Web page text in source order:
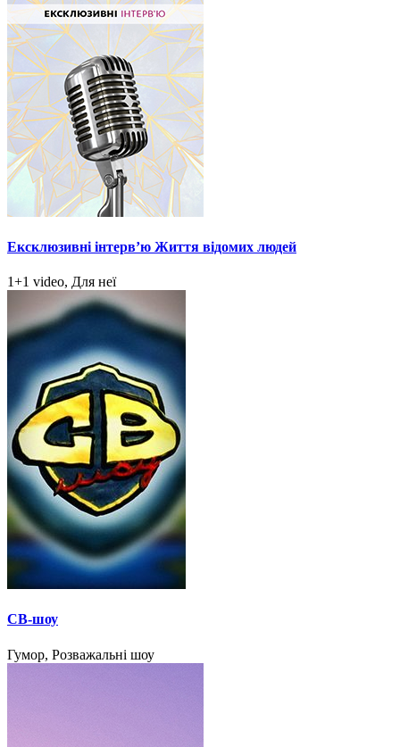
Ексклюзивні інтерв’ю Життя відомих людей
1+1 video, Для неї
СВ-шоу
Гумор, Розважальні шоу